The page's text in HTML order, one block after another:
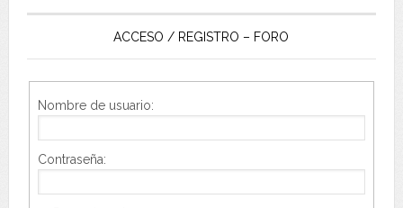
ACCESO / REGISTRO – FORO
Nombre de usuario:
Contraseña: